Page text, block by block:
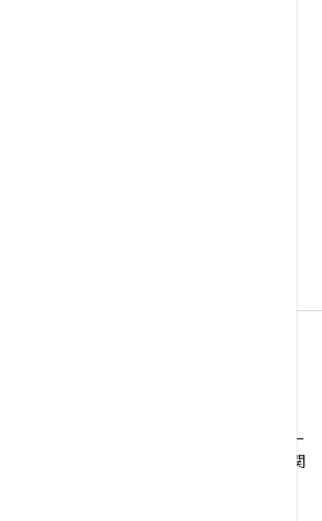
@GooglePlayBiz をフォロー
してニュースやサポートに関